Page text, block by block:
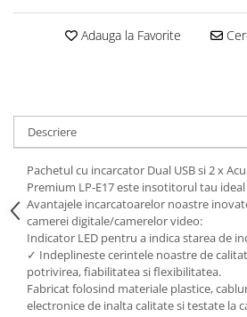
Adauga la Favorite
Descriere
Pachetul cu incarcator Dual USB si 2 x
Premium LP-E17 este insotitorul tau
Avantajele incarcatoarelor noastre
camerei digitale/camerelor video:
Indicator LED pentru a indica starea de
✓ Indeplineste cerintele noastre de
potrivirea, fiabilitatea si flexibilitatea.
Fabricat folosind materiale plastice,
electronice de inalta calitate si testate la